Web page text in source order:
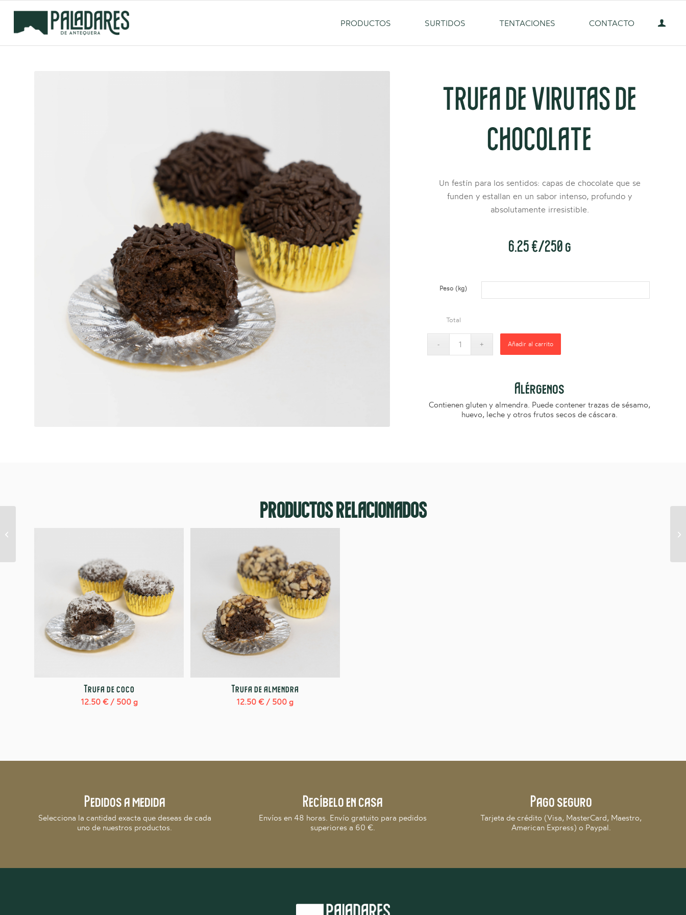
PRODUCTOS SURTIDOS TENTACIONES CONTACTO
TRUFA DE VIRUTAS DE
CHOCOLATE
Un festín para los sentidos: capas de chocolate que se
funden y estallan en un sabor intenso, profundo y
absolutamente irresistible.
6.25 €/250 g
Peso (kg)
Total
Añadir al carrito
Alérgenos
Contienen gluten y almendra. Puede contener trazas de sésamo,
huevo, leche y otros frutos secos de cáscara.
PRODUCTOS RELACIONADOS
Trufa de coco
12.50 €/ 500 g
Trufa de almendra
12.50€ / 500 g
Pedidos a medida
Selecciona la cantidad exacta que deseas de cada
uno de nuestros productos.
Recíbelo en casa
Envíos en 48 horas. Envío gratuito para pedidos
superiores a 60 €.
Pago seguro
Tarjeta de crédito (Visa, MasterCard, Maestro,
American Express) o Paypal.